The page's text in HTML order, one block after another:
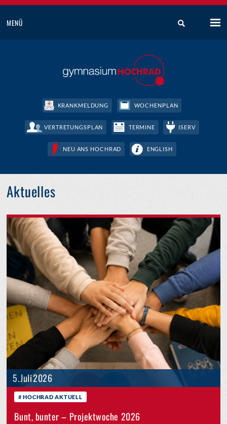
MENÜ
KRANKMELDUNG WOCHENPLAN
VERTRETUNGSPLAN TERMINE ISERV
NEU ANS HOCHRAD ENGLISH
Aktuelles
5. Juli 2026
HOCHRAD AKTUELL
Bunt, bunter – Projektwoche 2026